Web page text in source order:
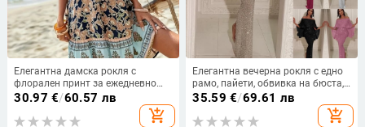
Елегантна дамска рокля с
флорален принт за ежедневно
пътуване до работа, европейска
и американска, трансгранична,
Amazon, 2025 г.
30.97 €/60.57 лв
add_shopping_cart
Елегантна вечерна рокля с едно
рамо, пайети, обвивка на бюста,
дълга молив рокля с висока
35.59 €/69.61 лв
add_shopping_cart